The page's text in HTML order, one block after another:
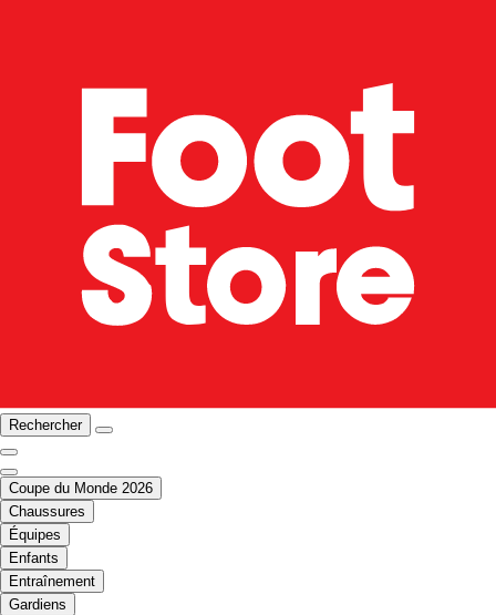
Rechercher
Coupe du Monde 2026
Chaussures
Équipes
Enfants
Entraînement
Gardiens